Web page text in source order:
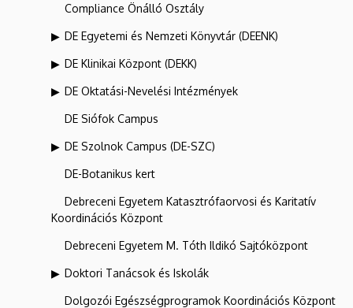
Compliance Önálló Osztály
DE Egyetemi és Nemzeti Könyvtár (DEENK)
DE Klinikai Központ (DEKK)
DE Oktatási-Nevelési Intézmények
DE Siófok Campus
DE Szolnok Campus (DE-SZC)
DE-Botanikus kert
Debreceni Egyetem Katasztrófaorvosi és Karitatív
Koordinációs Központ
Debreceni Egyetem M. Tóth Ildikó Sajtóközpont
Doktori Tanácsok és Iskolák
Dolgozói Egészségprogramok Koordinációs Központ